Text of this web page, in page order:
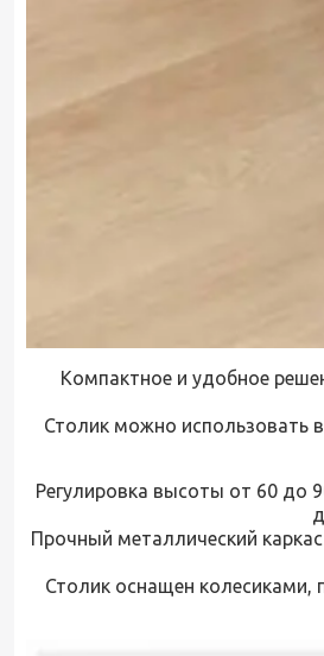
Компактное и удобное
Столик можно использовать
Регулировка высоты от 60 до
Прочный металлический
Столик оснащен колесиками,